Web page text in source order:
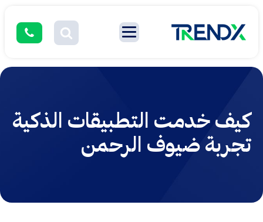
كيف خدمت التطبيقات الذكية
تجربة ضيوف الرحمن